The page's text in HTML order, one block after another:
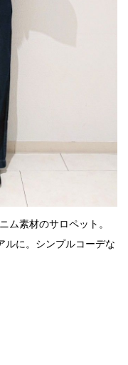
ム素材のサロペット。
ルに。シンプルコーデな